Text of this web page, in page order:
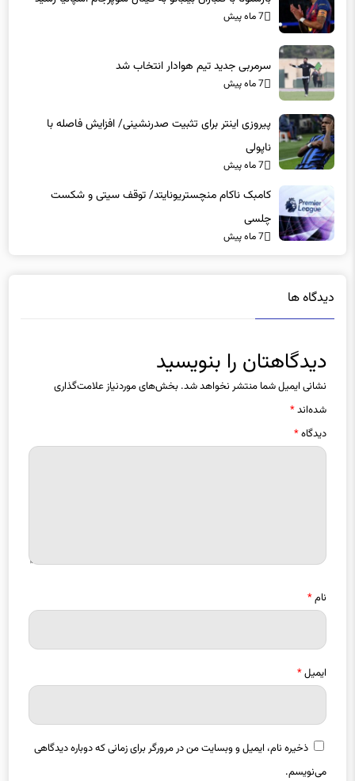
7 ماه پیش
سرمربی جدید تیم هوادار انتخاب شد
7 ماه پیش
پیروزی اینتر برای تثبیت صدرنشینی/ افزایش فاصله با
ناپولی
7 ماه پیش
کامبک ناکام منچستریونایتد/ توقف سیتی و شکست
چلسی
7 ماه پیش
دیدگاه ها
دیدگاهتان را بنویسید
نشانی ایمیل شما منتشر نخواهد شد. بخش‌های موردنیاز علامت‌گذاری
شده‌اند*
دیدگاه*
نام*
ایمیل*
ذخیره نام، ایمیل و وبسایت من در مرورگر برای زمانی که دوباره دیدگاهی
می‌نویسم.